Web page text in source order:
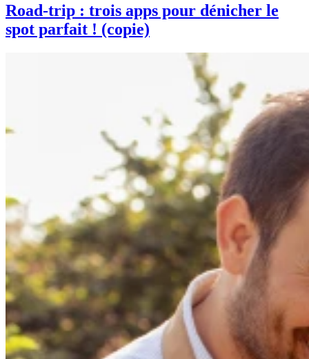
Road-trip : trois apps pour dénicher le
spot parfait ! (copie)